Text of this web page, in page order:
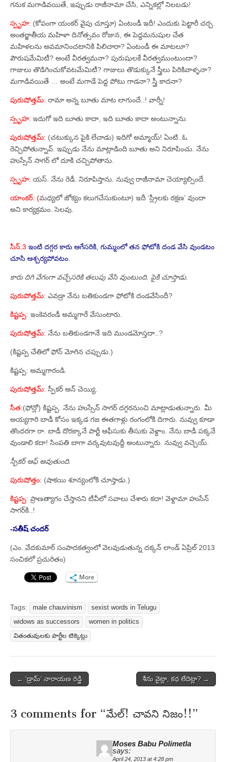
గనుక మగాడివయితే, ఇప్పుడు రాజీనామా చేసి, ఎన్నికల్లో నిలబడు!
స్పృహ: (కోపంగా యంకర్‌ వైపు చూస్తూ) ఏంటండీ ఇదీ! ఎందుకు పెట్టారీ చర్చ.
అంతర్జాతీయ మహిళా దినోత్సవం రోజున, ఈ పెద్దమనుషుల చేత
మహిళలను అవమానించటానికి పిలిచారా? ఏంటండీ ఈ మాటలూ?
పౌరుషమేమిటీ? అంటే వీరత్వమనా? పురుషులకే వీరత్వముంటుందా?
గాజులు తొడిగించుకోవటమేమిటీ? గాజులు తొడుక్కునే స్త్రీలు పిరికివాళ్ళనా?
మగాడివయితే … అంటే మగాడే పెద్ద పోటు గాడనా? స్త్రీ కాదనా?
పురుషోత్తమ్‌: రామా అన్న బూతు మాట లాగుందే..! వార్నీ!
స్పృహ: ఇదుగో ఇది బూతు కాదా, ఇది బూతు కాదా అంటున్నాను.
పురుషోత్తమ్‌: (చటుక్కున పైకి లేచాడు) ఇదిగో అమ్మాయ్‌! ఏంటి..ఓ
రెచ్చిపోతున్నావ్‌. ఇప్పుడు నేను మాట్లాడింది బూతు అని నిరూపించు. నేను
హుస్సేన్‌ సాగర్‌ లో దూకి చచ్చిపోతాను.
స్పృహ: యస్‌. నేను రెడీ. నిరూపిస్తాను. నువ్వు రాజీనామా చెయ్యాల్సిందే.
యాంకర్‌: (మధ్యలో జోక్యం కలుగచేసుకుంటూ) ఇదీ ‘స్ల్రీలకు రక్షణ’ వుందా
అని కార్యక్రమం. సెలవు.
సీన్‌:3 ఇంటి దగ్గర కారు ఆగేసరికి, గుమ్మంలో తన ఫోటోకి దండ వేసి వుండటం
చూసి ఆశ్చర్యపోవటం.
కారు దిగి వేగంగా వచ్చేసరికి తలుపు వేసి వుంటుంది. పైకి చూస్తాడు.
పురుపోత్తమ్‌: ఎవడ్రా నేను బతికుండగా ఫోటోకి దండవేసిందీ?
కిష్టప్ప: ఇంకెవరండీ అమ్మగారే వేసుంటారు.
పురుషోత్తమ్‌: నేను బతికుండగానే ఇది ముండమోస్తదా..?
(కిష్టప్ప చేతిలో ఫోన్‌ మోగిన చప్పుడు.)
కిష్టప్ప: అమ్మగారండి.
పురుషోత్తమ్‌: స్పీకర్‌ ఆన్‌ చెయ్యి.
సీత:(ఫోన్లో) కిష్టప్ప. నేను హుస్సేన్‌ సాగర్‌ దగ్గరనుంచి మాట్లాడుతున్నారు. మీ
అయ్యగారి బాడీ కోసం ఇక్కడ గజ ఈతగాళ్లు రంగంలోకి దిగారు. నువ్వు కూడా
తొందరగా రా. బాడీ దొరక్కానే పార్టీ ఆఫీసుకు తీసుకు వెళ్దాం. నేను బాడీ పక్కనే
వుండాలి కదా! సింపతి బాగా వర్కవుటవుద్దీ అంటున్నారు. నువ్వు వచ్చెయ్‌.
స్పీకర్‌ ఆఫ్‌ అవుతుంది.
పురుషోత్తం: (షాకయి శూన్యంలోకి చూస్తాడు.)
కిష్టప్ప: ప్రాణత్యాగం చేస్తానని టీవీలో సవాలు చేశారు కదా! వెళ్దామా హుసేన్‌
సాగర్‌కి..!
-సతీష్‌ చందర్‌
(ఎం. వేదకుమార్ సంపాదకత్వంలో వెలవుడుతున్న దక్కన్ లాండ్ ఏప్రిల్ 2013
సంచికలో ప్రచురితం)
More
Tags: male chauvinism
sexist words in Telugu
widows as successors
women in politics
వితంతువులకు పార్టీల టిక్కెట్లు
Post
← ‘డ్రామ్‌’ నారాయణ రెడ్డి శీను వైట్లా, కథ లేదెట్లా? →
3 comments for “మేల్‌! చావని నిజం!!”
Moses Babu Polimetla
says:
April 24, 2013 at 4:28 pm